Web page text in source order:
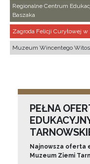
Regionalne Centrum
Baszaka
Zagroda Felicji Curyłowej
Muzeum Wincentego
PEŁNA
Najnowsza oferta
Muzeum Ziemi